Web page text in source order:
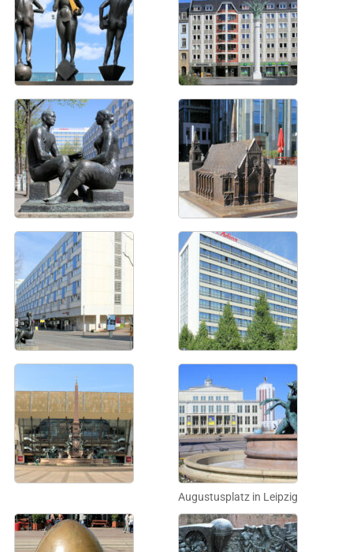
Augustusplatz in Leipzig